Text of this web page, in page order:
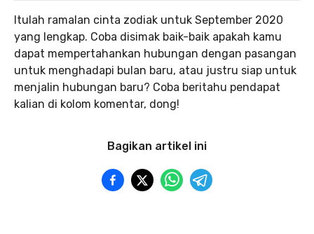
Itulah ramalan cinta zodiak untuk September 2020
yang lengkap. Coba disimak baik-baik apakah kamu
dapat mempertahankan hubungan dengan pasangan
untuk menghadapi bulan baru, atau justru siap untuk
menjalin hubungan baru? Coba beritahu pendapat
kalian di kolom komentar, dong!
Bagikan artikel ini